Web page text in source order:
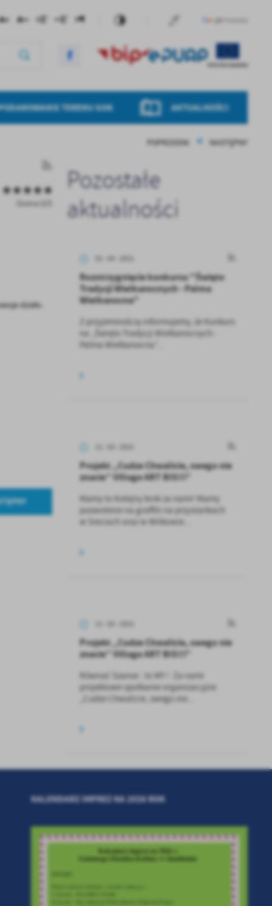
TERENU GOK AKTUALNOŚCI
POPRZEDNI NASTĘPNY
Ocena 0/5
dzieło.
Pozostałe
aktualności
Rozstrzygnięcie konkursu "Święto
Tradycji Wielkanocnych - Palma
Wielkanocna"
Z przyjemnością informujemy, że Konkurs
na „Święto Tradycji Wielkanocnych -
Palma Wielkanocna”...
Projekt „Cudze Chwalicie, swego nie
znacie” Village ART BIS!!!”
Mamy to Kolejny krok za nami! Mamy
pozwolenie na graffiti na przystankach
w Sieciach oraz w Witkowie...
Projekt „Cudze Chwalicie, swego nie
znacie” Village ART BIS!!!”
Równać Szanse : to MY ! Za nami
projektowe spotkanie organizacyjne
„Cudze Chwalicie, swego nie...
KALENDARZ IMPREZ NA 2026 ROK